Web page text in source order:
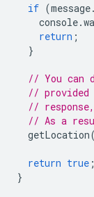
if (message.
console.
return ;
}
// You can
// provided
//
// As a
getLocation
return true ;
}